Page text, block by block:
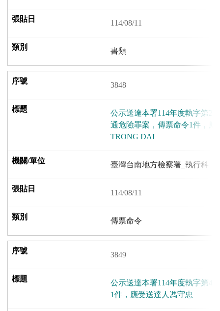
114/08/11
書類
3848
公示送達本署114年度執字第
通危險罪案，傳票命令1件，
TRONG DAI
臺灣台南地方檢察署_執行科
114/08/11
傳票命令
3849
公示送達本署114年度執字第
1件，應受送達人馮守忠